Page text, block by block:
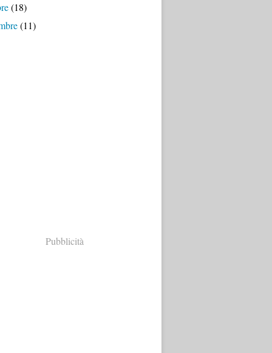
(18)
(11)
Pubblicità